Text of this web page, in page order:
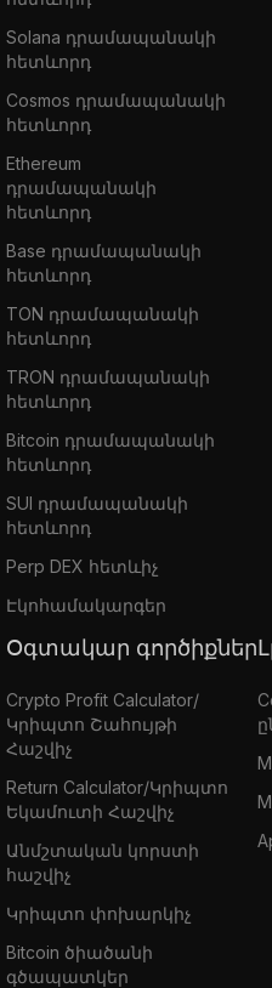
Solana դրամապանակի
հետևորդ
Cosmos դրամապանակի
հետևորդ
Ethereum
դրամապանակի
հետևորդ
Base դրամապանակի
հետևորդ
TON դրամապանակի
հետևորդ
TRON դրամապանակի
հետևորդ
Bitcoin դրամապանակի
հետևորդ
SUI դրամապանակի
հետևորդ
Perp DEX հետևիչ
Էկոհամակարգեր
Օգտակար գործիքներ
Crypto Profit Calculator/
Կրիպտո Շահույթի
Հաշվիչ
Return Calculator/Կրիպտո
Եկամուտի Հաշվիչ
Անմշտական կորստի
հաշվիչ
Կրիպտո փոխարկիչ
Bitcoin ծիածանի
գծապատկեր